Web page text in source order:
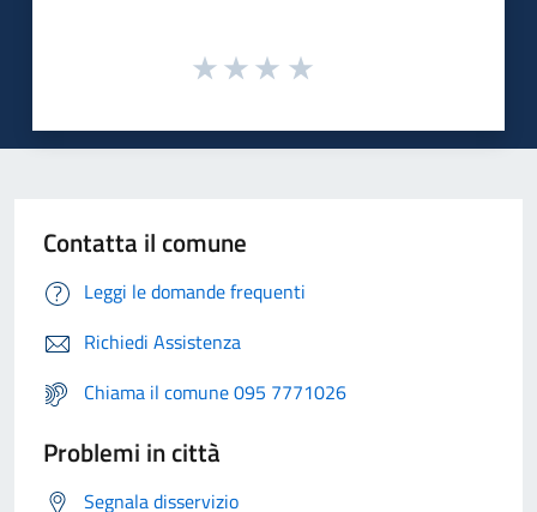
Contatta il comune
Leggi le domande frequenti
Richiedi Assistenza
Chiama il comune 095 7771026
Problemi in città
Segnala disservizio